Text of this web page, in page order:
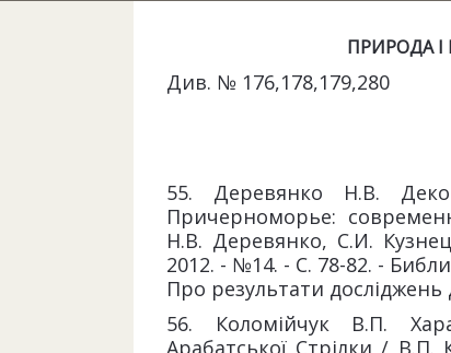
ПРИРОДА І
Див. № 176,178,179,280
55. Деревянко Н.В.
Причерноморье:
Н.В. Деревянко, С.И.
2012. - №14. - С. 78-82. -
Про результати
56. Коломійчук В.П.
Арабатської Стрілки / В.П.